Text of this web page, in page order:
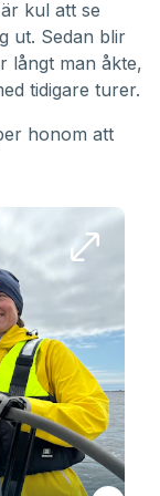
kul att se
ut. Sedan blir
långt man åkte,
tidigare turer.
honom att